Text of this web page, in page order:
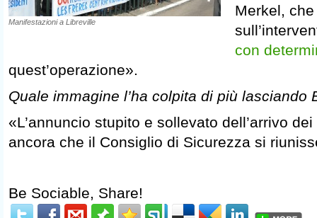
Manifestazioni a Libreville
Merkel,
con
quest’operazione».
Quale immagine l’ha colpita di più lasciando
«L’annuncio stupito e sollevato dell’arrivo
ancora che il Consiglio di Sicurezza si
Be Sociable, Share!